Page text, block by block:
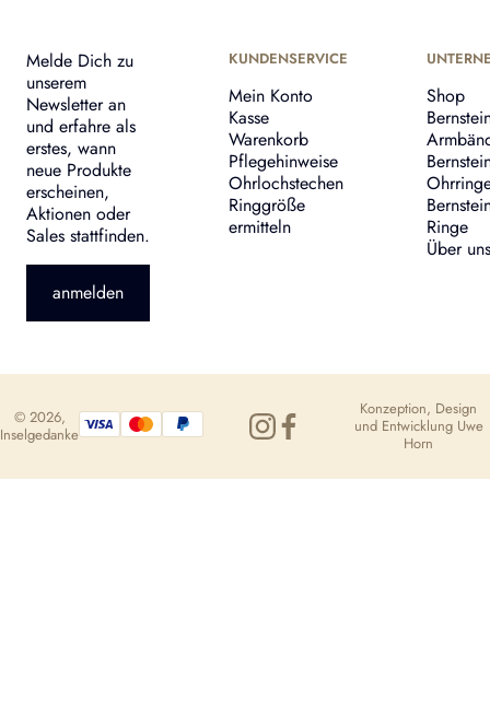
Melde Dich zu
unserem
Newsletter an
und erfahre als
erstes, wann
neue Produkte
erscheinen,
Aktionen oder
Sales stattfinden.
anmelden
KUNDENSERVICE
Mein Konto
Kasse
Warenkorb
Pflegehinweise
Ohrlochstechen
Ringgröße
ermitteln
Shop
Ringe
Über uns
© 2026,
Inselgedanke
Konzeption, Design
und Entwicklung Uwe
Horn